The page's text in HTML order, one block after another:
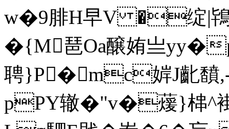
w�9腓Н早V �绽|鴇
�{M琶Oa醸姷亗yy�
聘}P�mc婩J齔馩
pPY辙�"v�蕿}梙^褂